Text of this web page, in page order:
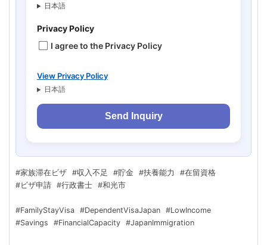
日本語
Privacy Policy
I agree to the Privacy Policy
View Privacy Policy
日本語
#家族滞在ビザ #収入不足 #貯金 #扶養能力
#在留資格
#ビザ申請
#行政書士 #和光市
#FamilyStayVisa #DependentVisaJapan
#LowIncome
#Savings
#FinancialCapacity #JapanImmigration